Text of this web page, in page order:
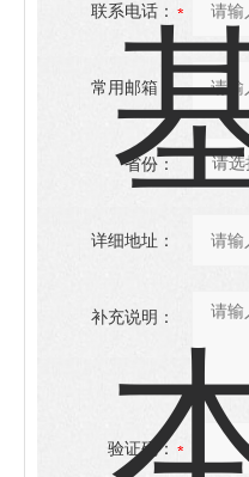
联系电话：
常用邮箱：
省份：
详细地址：
补充说明：
验证码：